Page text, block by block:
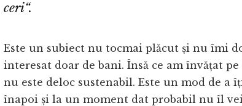
ceri“.
Este un subiect nu tocmai plăcut și nu îmi
interesat doar de bani. Însă ce am învățat
nu este deloc sustenabil. Este un mod de a
înapoi și la un moment dat probabil nu îl